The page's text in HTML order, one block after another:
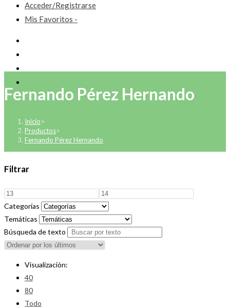
Acceder/Registrarse
Mis Favoritos -
Fernando Pérez Hernando
Inicio>
Productos>
Fernando Pérez Hernando
Filtrar
Categorías
Temáticas
Búsqueda de texto
Visualización:
40
80
Todo